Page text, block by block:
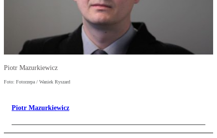
Piotr Mazurkiewicz
Foto: Fotorzepa / Waniek Ryszard
Piotr Mazurkiewicz